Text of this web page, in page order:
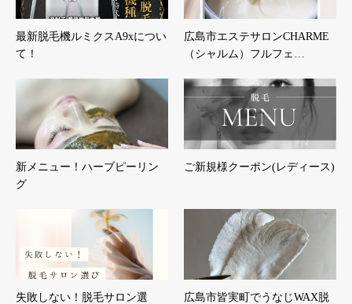
最新脱毛機ルミクスA9xについ
て！
広島市エステサロンCHARME
（シャルム）フルフェ…
新メニュー！ハーブピーリン
グ
ご新規様クーポン(レディース)
失敗しない！脱毛サロン選
広島市皆実町でうなじWAX脱